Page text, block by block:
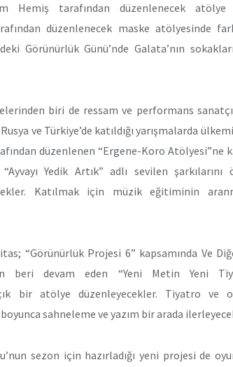
Hemiş tarafından düzenlenecek atölye
düzenlenecek maske atölyesinde
Görünürlük Günü’nde Galata’nın
biri de ressam ve performans
ve Türkiye’de katıldığı yarışmalarda
düzenlenen “Ergene-Koro Atölyesi”ne
Yedik Artık” adlı sevilen
Katılmak için müzik eğitiminin
“Görünürlük Projesi 6” kapsamında Ve
beri devam eden “Yeni Metin Yeni
bir atölye düzenleyecekler. Tiyatro ve
sahneleme ve yazım bir arada
sezon için hazırladığı yeni projesi de